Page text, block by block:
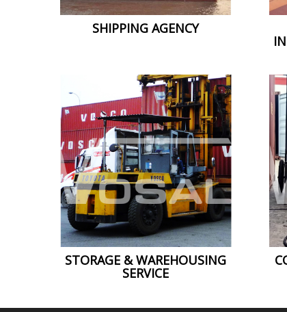
SHIPPING AGENCY
STORAGE & WAREHOUSING
SERVICE